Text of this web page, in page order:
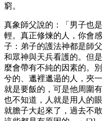
窮。
真象師父說的：「男子也
輕。真正修煉的人，你會
子：弟子的護法神都是師
和眾神與天兵看護的。但
麼會帶有不純的因素的。
兮的、邋裡邋遢的人，夾
就是要飯的，可是他周圍
也不知道，人就是用人的
就膽子大起來了，過去不